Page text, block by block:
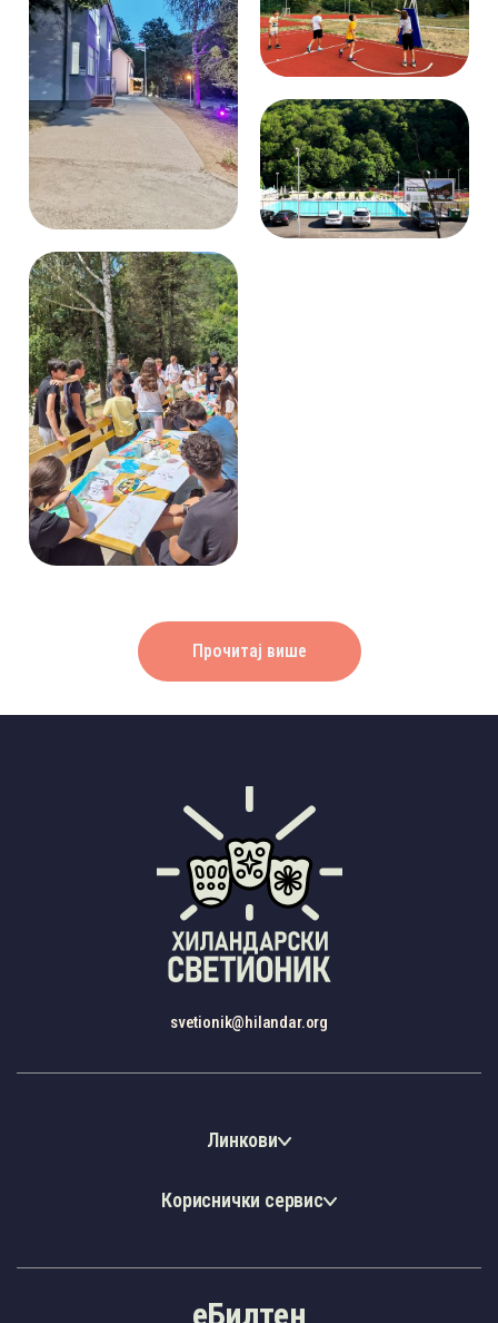
У почетној фази исхрана је обезбеђена у хотелу „Гејзер”, који се
налази на око 700 м од комплекса.
Прочитај више
svetionik@hilandar.org
Линкови
Кориснички сервис
еБилтен